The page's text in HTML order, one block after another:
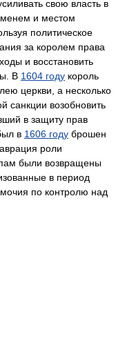
свою власть в
и местом
политическое
за королем права
и восстановить
В 1604 году король
церкви, а несколько
санкции возобновить
в защиту прав
в 1606 году брошен
роли
были возвращены
в период
по контролю над